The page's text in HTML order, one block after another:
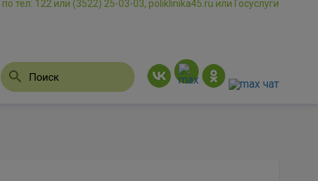
по тел: 122 или (3522) 25-03-03, poliklinika45.ru или Госуслуги